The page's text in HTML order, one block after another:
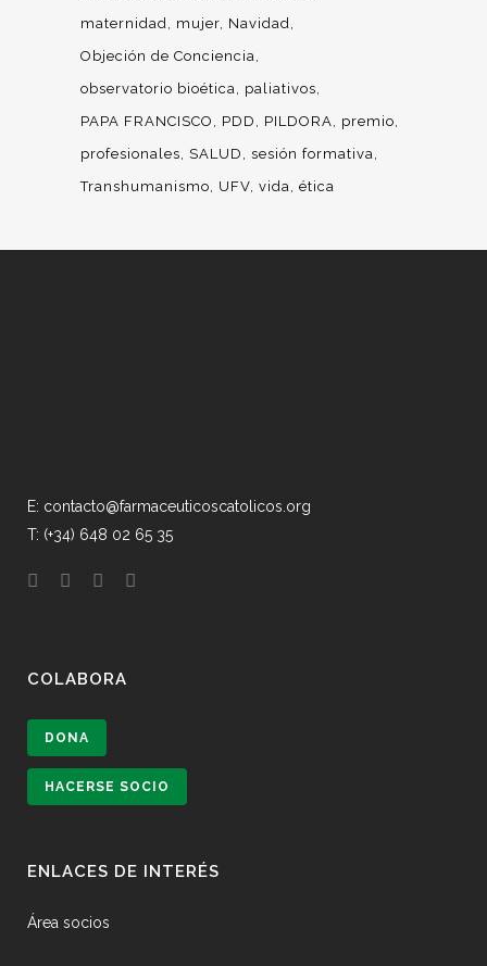
maternidad
mujer Navidad
Objeción de Conciencia
observatorio bioética
paliativos
PAPA FRANCISCO
PDD PILDORA
premio
profesionales
SALUD
sesión formativa
Transhumanismo
UFV vida ética
E: contacto@farmaceuticoscatolicos.org
T: (+34) 648 02 65 35
COLABORA
DONA
HACERSE SOCIO
ENLACES DE INTERÉS
Área socios